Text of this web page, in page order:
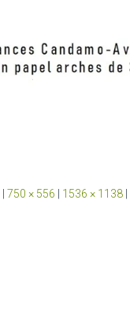
| 750 × 556 | 1536 × 1138 |